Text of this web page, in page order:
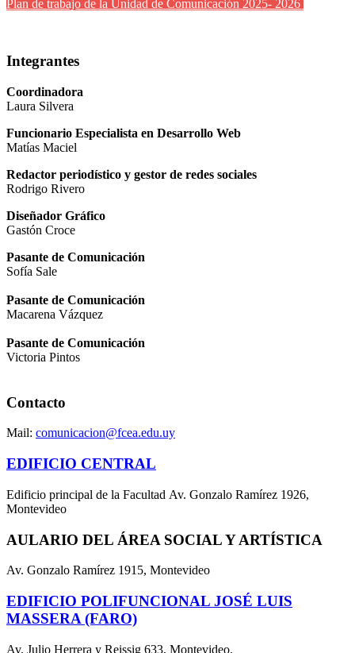
Plan de trabajo de la Unidad de Comunicación 2025- 2026
Integrantes
Coordinadora
Laura Silvera
Funcionario Especialista en Desarrollo Web
Matías Maciel
Redactor periodístico y gestor de redes sociales
Rodrigo Rivero
Diseñador Gráfico
Gastón Croce
Pasante de Comunicación
Sofía Sale
Pasante de Comunicación
Macarena Vázquez
Pasante de Comunicación
Victoria Pintos
Contacto
Mail: comunicacion@fcea.edu.uy
EDIFICIO CENTRAL
Edificio principal de la Facultad Av. Gonzalo Ramírez 1926,
Montevideo
AULARIO DEL ÁREA SOCIAL Y ARTÍSTICA
Av. Gonzalo Ramírez 1915, Montevideo
EDIFICIO POLIFUNCIONAL JOSÉ LUIS
MASSERA (FARO)
Av. Julio Herrera y Reissig 633, Montevideo.